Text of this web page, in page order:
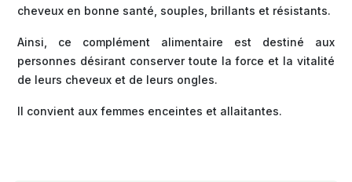
cheveux en bonne santé, souples, brillants et résistants.
Ainsi, ce complément alimentaire est destiné aux
personnes désirant conserver toute la force et la vitalité
de leurs cheveux et de leurs ongles.
Il convient aux femmes enceintes et allaitantes.